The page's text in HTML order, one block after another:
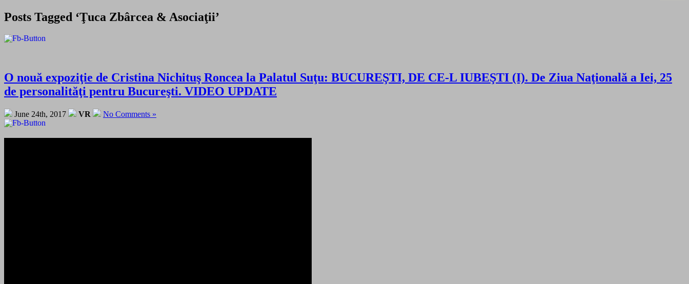
Posts Tagged ‘Ţuca Zbârcea & Asociaţii’
O nouă expoziţie de Cristina Nichituş Roncea la Palatul Suţu: BUCUREŞTI, DE CE-L IUBEŞTI (I). De Ziua Naţională a Iei, 25
de personalităţi pentru Bucureşti. VIDEO UPDATE
June 24th, 2017 VR No Comments »